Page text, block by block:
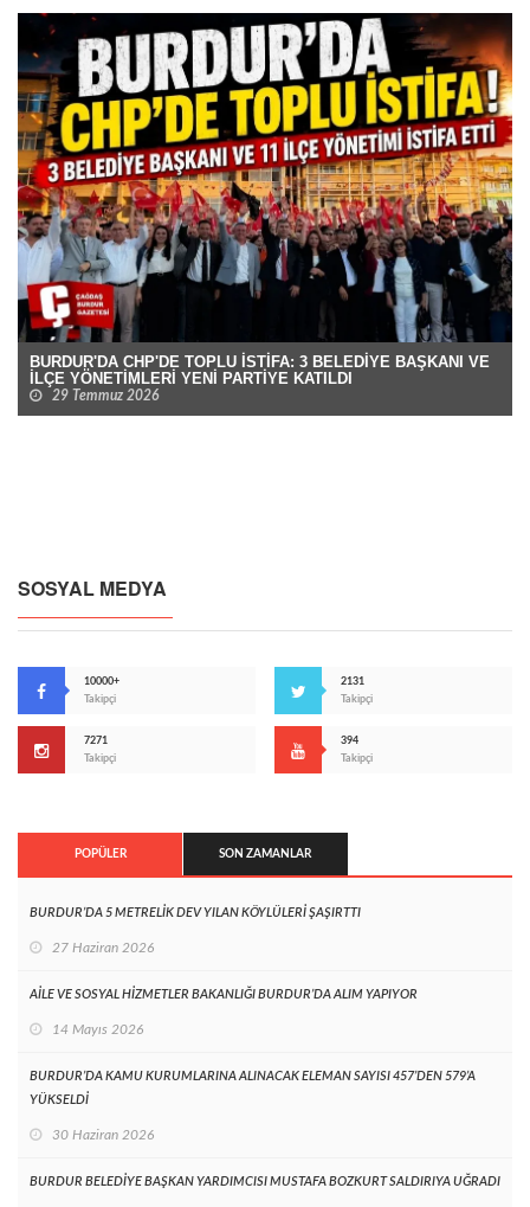
BURDUR'DA CHP'DE TOPLU İSTİFA: 3 BELEDİYE BAŞKANI VE
İLÇE YÖNETİMLERİ YENİ PARTİYE KATILDI
29 Temmuz 2026
SOSYAL MEDYA
10000+
Takipçi
2131
Takipçi
7271
Takipçi
394
Takipçi
POPÜLER SON ZAMANLAR
BURDUR’DA 5 METRELİK DEV YILAN KÖYLÜLERİ ŞAŞIRTTI
27 Haziran 2026
AİLE VE SOSYAL HİZMETLER BAKANLIĞI BURDUR’DA ALIM YAPIYOR
14 Mayıs 2026
BURDUR’DA KAMU KURUMLARINA ALINACAK ELEMAN SAYISI 457’DEN 579’A
YÜKSELDİ
30 Haziran 2026
BURDUR BELEDİYE BAŞKAN YARDIMCISI MUSTAFA BOZKURT SALDIRIYA UĞRADI